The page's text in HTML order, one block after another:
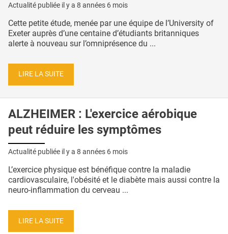
Actualité publiée il y a 8 années 6 mois
Cette petite étude, menée par une équipe de l’University of
Exeter auprès d’une centaine d’étudiants britanniques
alerte à nouveau sur l’omniprésence du ...
LIRE LA SUITE
ALZHEIMER : L'exercice aérobique
peut réduire les symptômes
Actualité publiée il y a 8 années 6 mois
L’exercice physique est bénéfique contre la maladie
cardiovasculaire, l'obésité et le diabète mais aussi contre la
neuro-inflammation du cerveau ...
LIRE LA SUITE